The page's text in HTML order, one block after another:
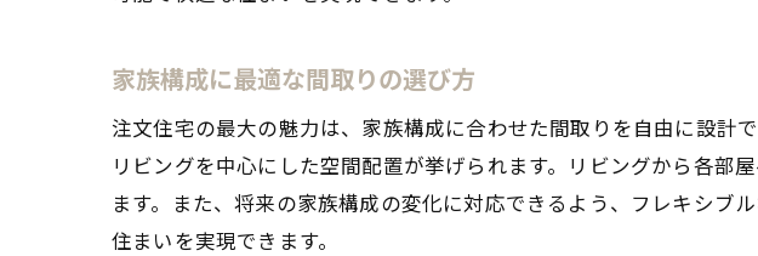
地域産材を使ったエコ
自然素材の活用で健康
耐震性を高める素材選
家族構成に最適な間取りの選び方
注文住宅の最大の魅力は、家族構成に合わせた間取りを自由に設計
リビングを中心にした空間配置が挙げられます。リビングから各部
ます。また、将来の家族構成の変化に対応できるよう、フレキシブ
住まいを実現できます。